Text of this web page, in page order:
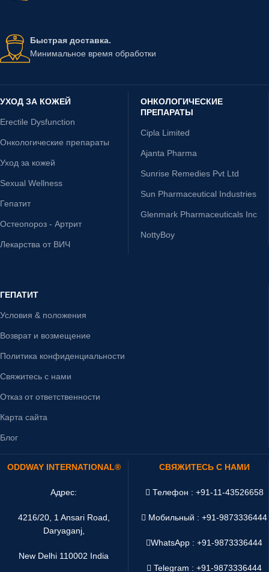
Быстрая доставка.
Минимальное время обработки
УХОД ЗА КОЖЕЙ
Erectile Dysfunction
Онкологические препараты
Уход за кожей
Sexual Wellness
Гепатит
Остеопороз - Артрит
Лекарства от ВИЧ
ОНКОЛОГИЧЕСКИЕ
ПРЕПАРАТЫ
Cipla Limited
Ajanta Pharma
Sunrise Remedies Pvt Ltd
Sun Pharmaceutical Industries
Glenmark Pharmaceuticals Inc
NottyBoy
ГЕПАТИТ
Условия & положения
Возврат и возмещение
Политика конфиденциальности
Свяжитесь с нами
Отказ от ответственности
Карта сайта
Блог
ODDWAY INTERNATIONAL®
Адрес:
4216/20, 1 Ansari Road,
Daryaganj,
New Delhi 110002 India
СВЯЖИТЕСЬ С НАМИ
Телефон : +91-11-43526658
Мобильный : +91-9873336444
WhatsApp :+91-9873336444
Telegram : +91-9873336444